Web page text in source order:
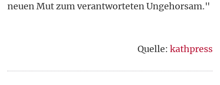
neuen Mut zum verantworteten Ungehorsam."
Quelle: kathpress